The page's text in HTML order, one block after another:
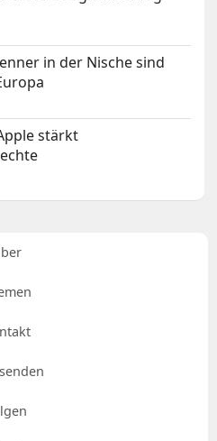
in der Nische sind
stärkt